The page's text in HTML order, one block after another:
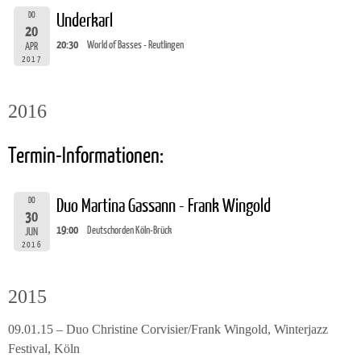
DO
20
APR
2017
Underkarl
20:30 World of Basses - Reutlingen
2016
Termin-Informationen:
DO
30
JUN
2016
Duo Martina Gassann - Frank Wingold
19:00 Deutschorden Köln-Brück
2015
09.01.15 – Duo Christine Corvisier/Frank Wingold, Winterjazz
Festival, Köln